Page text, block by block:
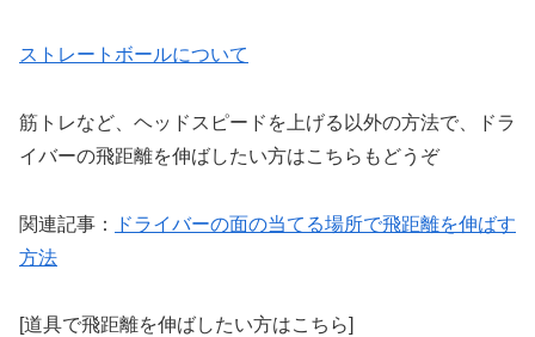
ストレートボールについて
筋トレなど、ヘッドスピードを上げる以外の方法で、ドラ
イバーの飛距離を伸ばしたい方はこちらもどうぞ
関連記事：
ドライバーの面の当てる場所で飛距離を伸ばす
方法
[道具で飛距離を伸ばしたい方はこちら]